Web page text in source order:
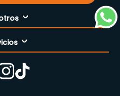
empresa
comprar
tiendas